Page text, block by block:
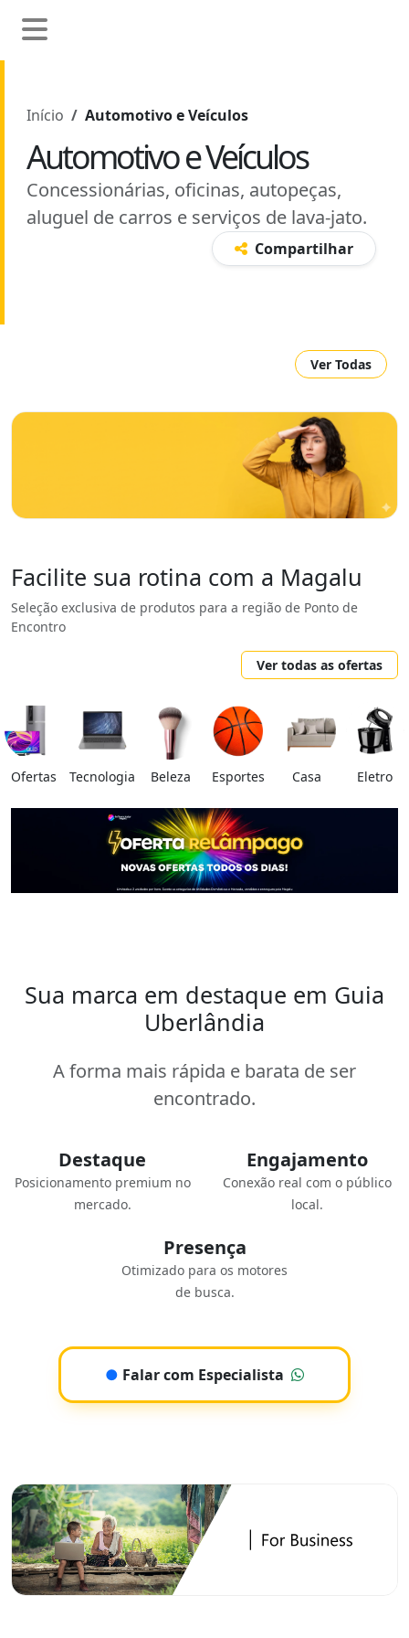
Início Automotivo e Veículos
Automotivo e Veículos
Concessionárias, oficinas, autopeças,
aluguel de carros e serviços de lava-jato.
Compartilhar
Ver Todas
Facilite sua rotina com a Magalu
Seleção exclusiva de produtos para a região de Ponto de
Encontro
Ver todas as ofertas
Ofertas Tecnologia Beleza Esportes Casa Eletro
Sua marca em destaque em Guia
Uberlândia
A forma mais rápida e barata de ser
encontrado.
Destaque
Posicionamento premium no
mercado.
Engajamento
Conexão real com o público
local.
Presença
Otimizado para os motores
de busca.
● Falar com Especialista